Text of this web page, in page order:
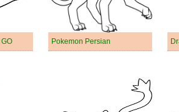
Pokemon Persian